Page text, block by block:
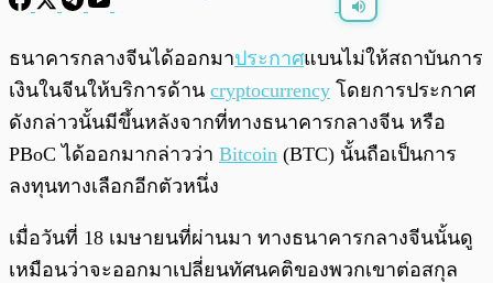
0:00 0:00
ธนาคารกลางจีนได้ออกมาประกาศแบนไม่ให้สถาบันการ
เงินในจีนให้บริการด้าน cryptocurrency โดยการประกาศ
ดังกล่าวนั้นมีขึ้นหลังจากที่ทางธนาคารกลางจีน หรือ
PBoC ได้ออกมากล่าวว่า Bitcoin (BTC) นั้นถือเป็นการ
ลงทุนทางเลือกอีกตัวหนึ่ง
เมื่อวันที่ 18 เมษายนที่ผ่านมา ทางธนาคารกลางจีนนั้นดู
เหมือนว่าจะออกมาเปลี่ยนทัศนคติของพวกเขาต่อสกุล